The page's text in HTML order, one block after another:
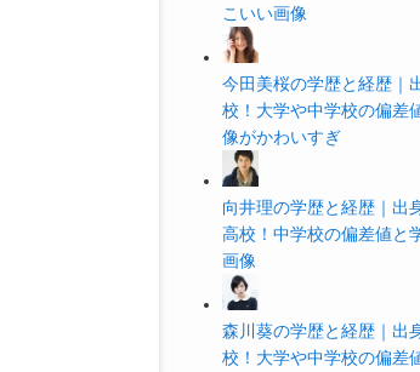
こいい画像
今田美桜の学歴と経歴｜
校！大学や中学校の偏差
像がかわいすぎ
向井理の学歴と経歴｜出
高校！中学校の偏差値と
画像
森川葵の学歴と経歴｜出
校！大学や中学校の偏差